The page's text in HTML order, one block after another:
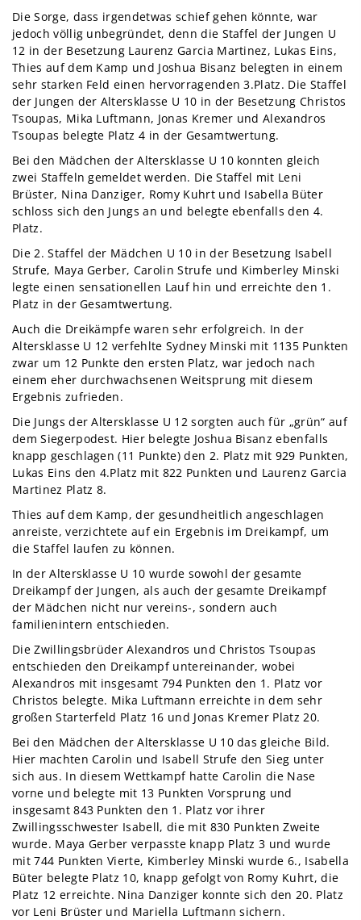
Die Sorge, dass irgendetwas schief gehen könnte, war
jedoch völlig unbegründet, denn die Staffel der Jungen U
12 in der Besetzung Laurenz Garcia Martinez, Lukas Eins,
Thies auf dem Kamp und Joshua Bisanz belegten in einem
sehr starken Feld einen hervorragenden 3.Platz. Die Staffel
der Jungen der Altersklasse U 10 in der Besetzung Christos
Tsoupas, Mika Luftmann, Jonas Kremer und Alexandros
Tsoupas belegte Platz 4 in der Gesamtwertung.
Bei den Mädchen der Altersklasse U 10 konnten gleich
zwei Staffeln gemeldet werden. Die Staffel mit Leni
Brüster, Nina Danziger, Romy Kuhrt und Isabella Büter
schloss sich den Jungs an und belegte ebenfalls den 4.
Platz.
Die 2. Staffel der Mädchen U 10 in der Besetzung Isabell
Strufe, Maya Gerber, Carolin Strufe und Kimberley Minski
legte einen sensationellen Lauf hin und erreichte den 1.
Platz in der Gesamtwertung.
Auch die Dreikämpfe waren sehr erfolgreich. In der
Altersklasse U 12 verfehlte Sydney Minski mit 1135 Punkten
zwar um 12 Punkte den ersten Platz, war jedoch nach
einem eher durchwachsenen Weitsprung mit diesem
Ergebnis zufrieden.
Die Jungs der Altersklasse U 12 sorgten auch für „grün“ auf
dem Siegerpodest. Hier belegte Joshua Bisanz ebenfalls
knapp geschlagen (11 Punkte) den 2. Platz mit 929 Punkten,
Lukas Eins den 4.Platz mit 822 Punkten und Laurenz Garcia
Martinez Platz 8.
Thies auf dem Kamp, der gesundheitlich angeschlagen
anreiste, verzichtete auf ein Ergebnis im Dreikampf, um
die Staffel laufen zu können.
In der Altersklasse U 10 wurde sowohl der gesamte
Dreikampf der Jungen, als auch der gesamte Dreikampf
der Mädchen nicht nur vereins-, sondern auch
familienintern entschieden.
Die Zwillingsbrüder Alexandros und Christos Tsoupas
entschieden den Dreikampf untereinander, wobei
Alexandros mit insgesamt 794 Punkten den 1. Platz vor
Christos belegte. Mika Luftmann erreichte in dem sehr
großen Starterfeld Platz 16 und Jonas Kremer Platz 20.
Bei den Mädchen der Altersklasse U 10 das gleiche Bild.
Hier machten Carolin und Isabell Strufe den Sieg unter
sich aus. In diesem Wettkampf hatte Carolin die Nase
vorne und belegte mit 13 Punkten Vorsprung und
insgesamt 843 Punkten den 1. Platz vor ihrer
Zwillingsschwester Isabell, die mit 830 Punkten Zweite
wurde. Maya Gerber verpasste knapp Platz 3 und wurde
mit 744 Punkten Vierte, Kimberley Minski wurde 6., Isabella
Büter belegte Platz 10, knapp gefolgt von Romy Kuhrt, die
Platz 12 erreichte. Nina Danziger konnte sich den 20. Platz
vor Leni Brüster und Mariella Luftmann sichern.